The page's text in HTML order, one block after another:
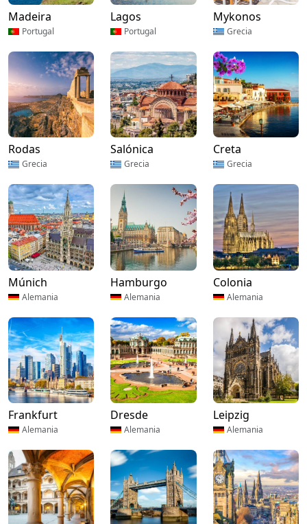
Madeira
Portugal
Lagos
Portugal
Mykonos
Grecia
Rodas
Grecia
Salónica
Grecia
Creta
Grecia
Múnich
Alemania
Hamburgo
Alemania
Colonia
Alemania
Frankfurt
Alemania
Dresde
Alemania
Leipzig
Alemania